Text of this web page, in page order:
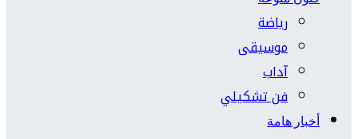
رياضة
موسيقى
آداب
فن تشكيلي
أخبار هامة